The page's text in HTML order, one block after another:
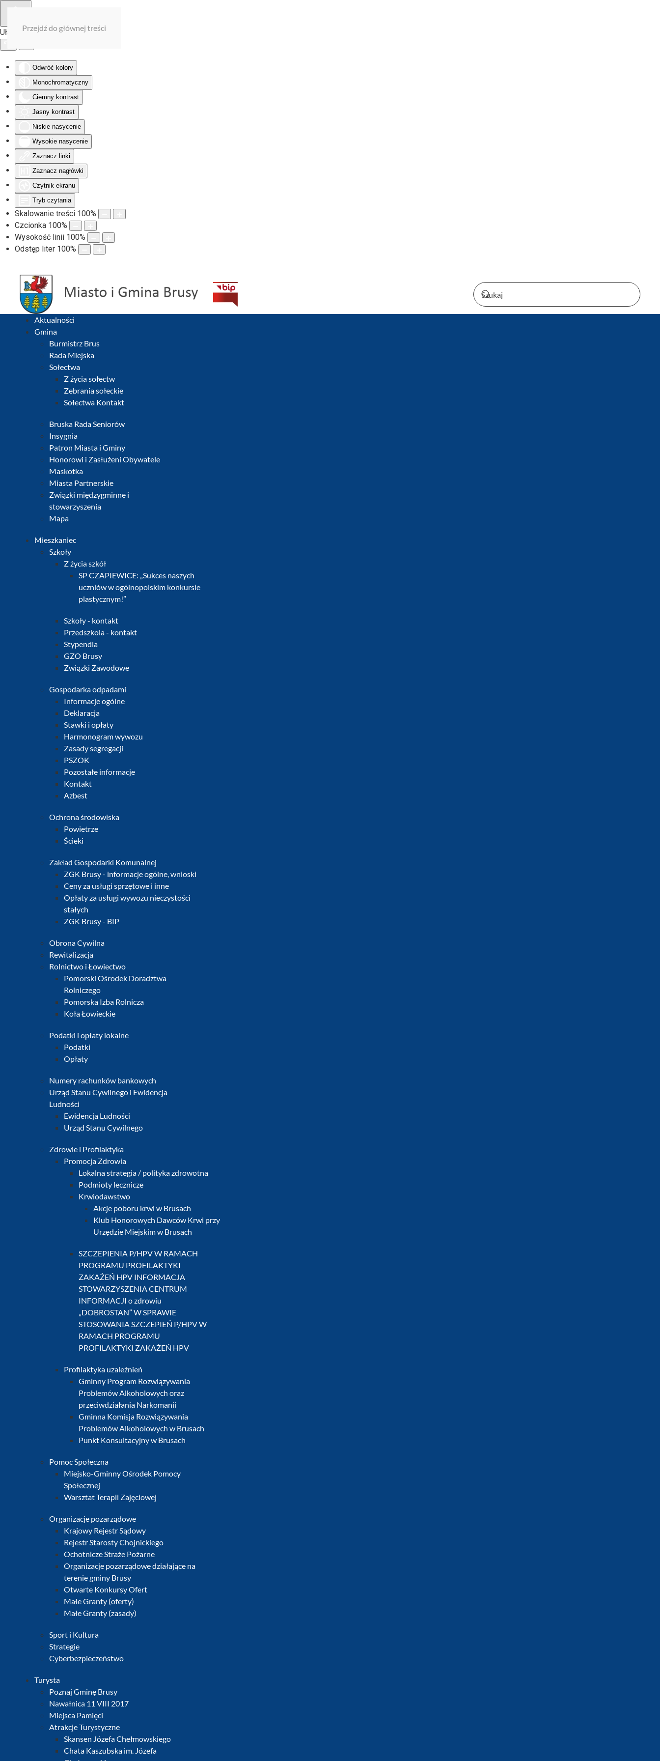
Ułatwienia dostępu
Odwróć kolory
Monochromatyczny
Ciemny kontrast
Jasny kontrast
Niskie nasycenie
Wysokie nasycenie
Zaznacz linki
Zaznacz nagłówki
Czytnik ekranu
Tryb czytania
Skalowanie treści 100%
Czcionka 100%
Wysokość linii 100%
Odstęp liter 100%
Przejdź do głównej treści
Aktualności
Gmina
Burmistrz Brus
Rada Miejska
Sołectwa
Z życia sołectw
Zebrania sołeckie
Sołectwa Kontakt
Bruska Rada Seniorów
Insygnia
Patron Miasta i Gminy
Honorowi i Zasłużeni Obywatele
Maskotka
Miasta Partnerskie
Związki międzygminne i
stowarzyszenia
Mapa
Mieszkaniec
Szkoły
Z życia szkół
SP CZAPIEWICE: „Sukces naszych
uczniów w ogólnopolskim konkursie
plastycznym!”
Szkoły - kontakt
Przedszkola - kontakt
Stypendia
GZO Brusy
Związki Zawodowe
Gospodarka odpadami
Informacje ogólne
Deklaracja
Stawki i opłaty
Harmonogram wywozu
Zasady segregacji
PSZOK
Pozostałe informacje
Kontakt
Azbest
Ochrona środowiska
Powietrze
Ścieki
Zakład Gospodarki Komunalnej
ZGK Brusy - informacje ogólne, wnioski
Ceny za usługi sprzętowe i inne
Opłaty za usługi wywozu nieczystości
stałych
ZGK Brusy - BIP
Obrona Cywilna
Rewitalizacja
Rolnictwo i Łowiectwo
Pomorski Ośrodek Doradztwa
Rolniczego
Pomorska Izba Rolnicza
Koła Łowieckie
Podatki i opłaty lokalne
Podatki
Opłaty
Numery rachunków bankowych
Urząd Stanu Cywilnego i Ewidencja
Ludności
Ewidencja Ludności
Urząd Stanu Cywilnego
Zdrowie i Profilaktyka
Promocja Zdrowia
Lokalna strategia / polityka zdrowotna
Podmioty lecznicze
Krwiodawstwo
Akcje poboru krwi w Brusach
Klub Honorowych Dawców Krwi przy
Urzędzie Miejskim w Brusach
SZCZEPIENIA P/HPV W RAMACH
PROGRAMU PROFILAKTYKI
ZAKAŻEŃ HPV INFORMACJA
STOWARZYSZENIA CENTRUM
INFORMACJI o zdrowiu
„DOBROSTAN” W SPRAWIE
STOSOWANIA SZCZEPIEŃ P/HPV W
RAMACH PROGRAMU
PROFILAKTYKI ZAKAŻEŃ HPV
Profilaktyka uzależnień
Gminny Program Rozwiązywania
Problemów Alkoholowych oraz
przeciwdziałania Narkomanii
Gminna Komisja Rozwiązywania
Problemów Alkoholowych w Brusach
Punkt Konsultacyjny w Brusach
Pomoc Społeczna
Miejsko-Gminny Ośrodek Pomocy
Społecznej
Warsztat Terapii Zajęciowej
Organizacje pozarządowe
Krajowy Rejestr Sądowy
Rejestr Starosty Chojnickiego
Ochotnicze Straże Pożarne
Organizacje pozarządowe działające na
terenie gminy Brusy
Otwarte Konkursy Ofert
Małe Granty (oferty)
Małe Granty (zasady)
Sport i Kultura
Strategie
Cyberbezpieczeństwo
Turysta
Poznaj Gminę Brusy
Nawałnica 11 VIII 2017
Miejsca Pamięci
Atrakcje Turystyczne
Skansen Józefa Chełmowskiego
Chata Kaszubska im. Józefa